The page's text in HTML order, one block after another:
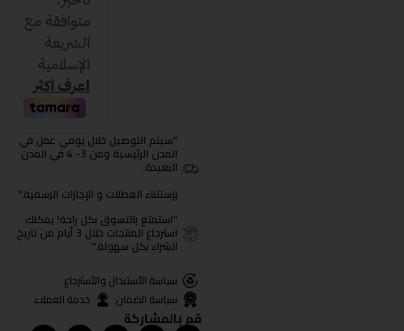
"سيتم التوصيل خلال يومي عمل في
المدن الرئيسية ومن 3- 4 في المدن
البعيدة.
بإستثناء العطلات و الإجازات الرسمية."
"استمتع بالتسوق بكل راحة! يمكنك
استرجاع المنتجات خلال 3 أيام من تاريخ
الشراء بكل سهولة."
سياسة الأستبدال والأسترجاع
سياسة الضمان
خدمة العملاء
قم بالمشاركة